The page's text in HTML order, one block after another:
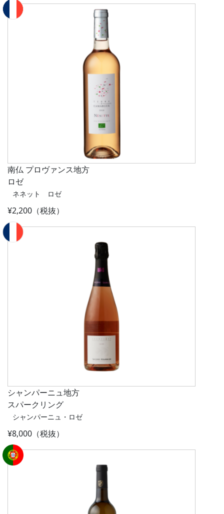
南仏 プロヴァンス地方
ロゼ
ネネット ロゼ
¥2,200（税抜）
シャンパーニュ地方
スパークリング
シャンパーニュ・ロゼ
¥8,000（税抜）